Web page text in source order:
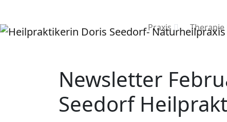
Praxis Therapie
Newsletter
Seedorf